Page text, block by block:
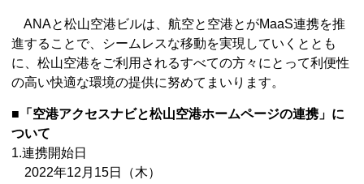
ANAと松山空港ビルは、航空と空港とがMaaS連携を推
進することで、シームレスな移動を実現していくととも
に、松山空港をご利用されるすべての方々にとって利便性
の高い快適な環境の提供に努めてまいります。
■「空港アクセスナビと松山空港ホームページの連携」に
ついて
1.連携開始日
2022年12月15日（木）